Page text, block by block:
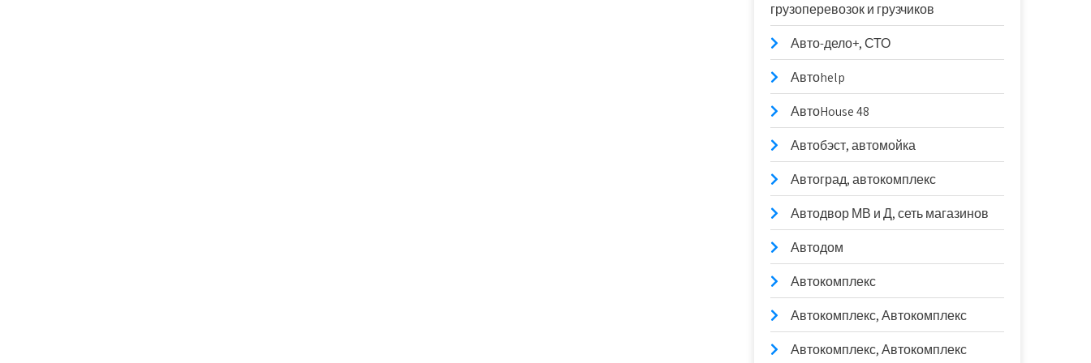
грузоперевозок и грузчиков
Авто-дело+, СТО
Автоhelp
АвтоHouse 48
Автобэст, автомойка
Автоград, автокомплекс
Автодвор МВ и Д, сеть магазинов
Автодом
Автокомплекс
Автокомплекс, Автокомплекс
Автокомплекс, Автокомплекс